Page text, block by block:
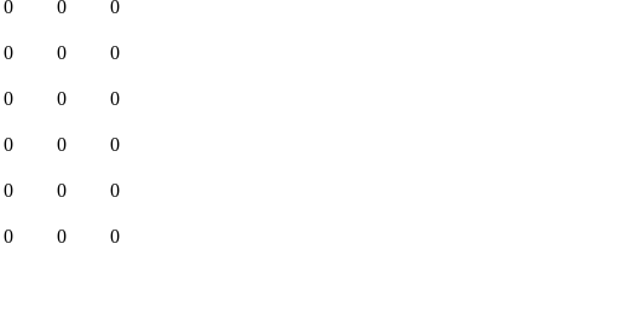
0 0 0
0 0 0
0 0 0
0 0 0
0 0 0
0 0 0